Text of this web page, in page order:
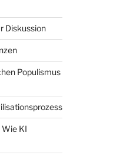
Diskussion
Populismus
KI